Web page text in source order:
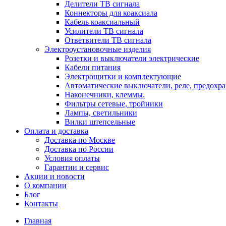
Делители ТВ сигнала
Коннекторы для коаксиала
Кабель коаксиальный
Усилители ТВ сигнала
Ответвители ТВ сигнала
Электроустановочные изделия
Розетки и выключатели электрические
Кабели питания
Электрощитки и комплектующие
Автоматические выключатели, реле,
Наконечники, клеммы.
Фильтры сетевые, тройники
Лампы, светильники
Вилки штепсельные
Оплата и доставка
Доставка по Москве
Доставка по России
Условия оплаты
Гарантии и сервис
Акции и новости
О компании
Блог
Контакты
Главная